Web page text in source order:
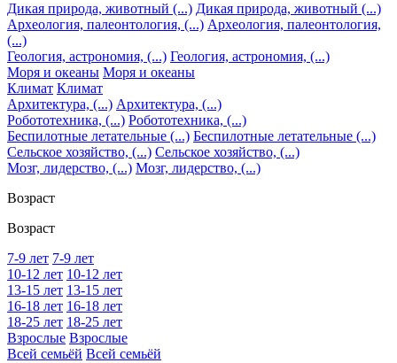
Дикая природа, животный (...) Дикая природа, животный (...)
Археология, палеонтология, (...) Археология, палеонтология,
(...)
Геология, астрономия, (...) Геология, астрономия, (...)
Моря и океаны Моря и океаны
Климат Климат
Архитектура, (...) Архитектура, (...)
Робототехника, (...) Робототехника, (...)
Беспилотные летательные (...) Беспилотные летательные (...)
Сельское хозяйство, (...) Сельское хозяйство, (...)
Мозг, лидерство, (...) Мозг, лидерство, (...)
Возраст
Возраст
7-9 лет 7-9 лет
10-12 лет 10-12 лет
13-15 лет 13-15 лет
16-18 лет 16-18 лет
18-25 лет 18-25 лет
Взрослые Взрослые
Всей семьёй Всей семьёй